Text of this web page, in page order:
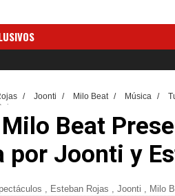
/ Joonti / Milo Beat / Música /
Beat
Joonti y
, Esteban Rojas , Joonti , Milo